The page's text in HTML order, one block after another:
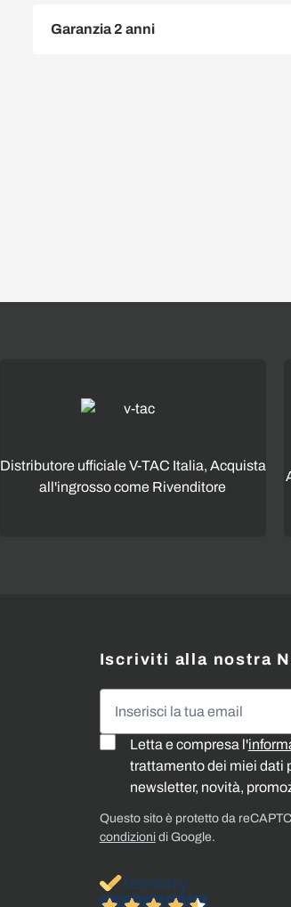
Garanzia 2 anni
Distributore ufficiale V-TAC Italia, Acquista
all'ingrosso come Rivenditore
Iscriviti alla nostra
Letta e compresa l'
trattamento dei miei dati
newsletter, novità,
Questo sito è protetto da
condizionidi Google.